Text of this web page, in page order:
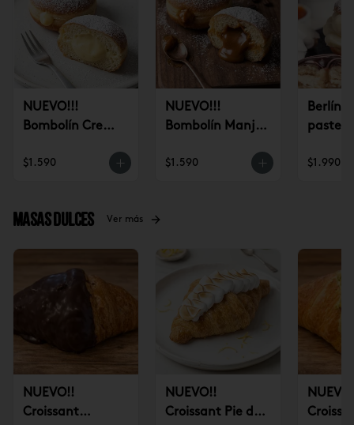
NUEVO!!!
Bombolín Crema
$1.590
NUEVO!!!
Bombolín Manjar
$1.590
Berlín
$1.990
Masas dulces Ver más
NUEVO!!
Croissant
NUEVO!!
Croissant Pie de